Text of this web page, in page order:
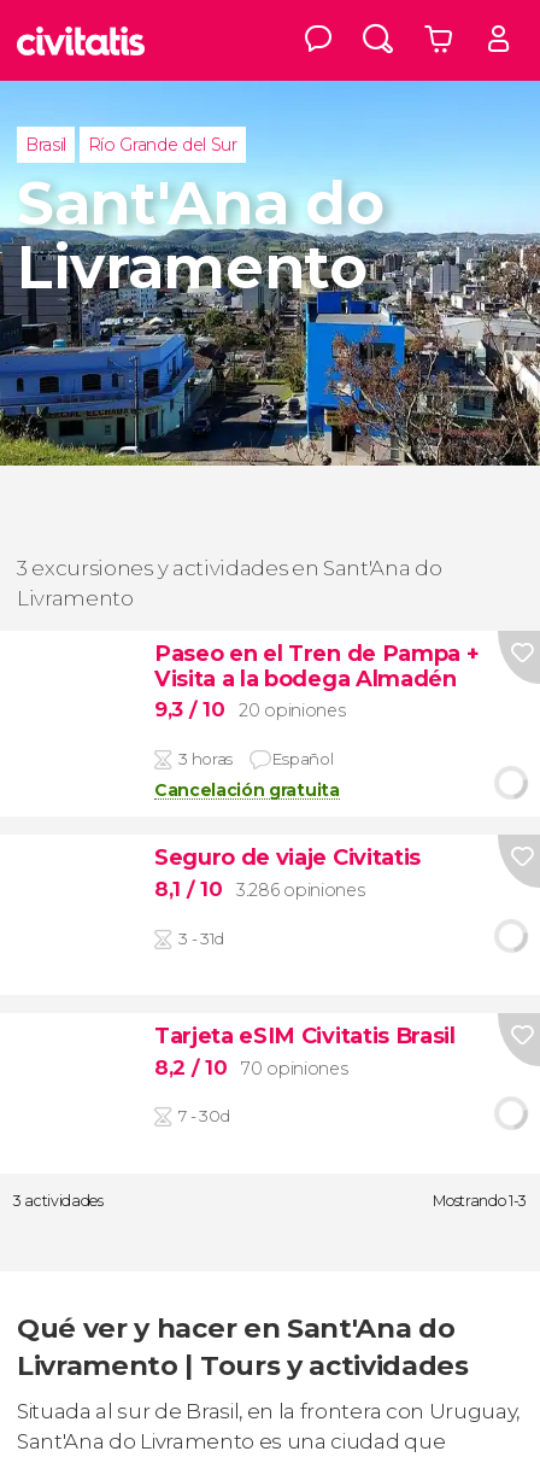
Brasil Río Grande del Sur
Sant'Ana do
Livramento
3 excursiones y actividades en Sant'Ana do
Livramento
Paseo en el Tren de Pampa +
Visita a la bodega Almadén
9,3 / 10 20 opiniones
3 horas Español
Cancelación gratuita
Seguro de viaje Civitatis
8,1 / 10 3.286 opiniones
3 - 31d
Tarjeta eSIM Civitatis Brasil
8,2 / 10 70 opiniones
7 - 30d
3 actividades Mostrando 1-3
Qué ver y hacer en Sant'Ana do
Livramento | Tours y actividades
Situada al sur de Brasil, en la frontera con Uruguay,
Sant'Ana do Livramento es una ciudad que